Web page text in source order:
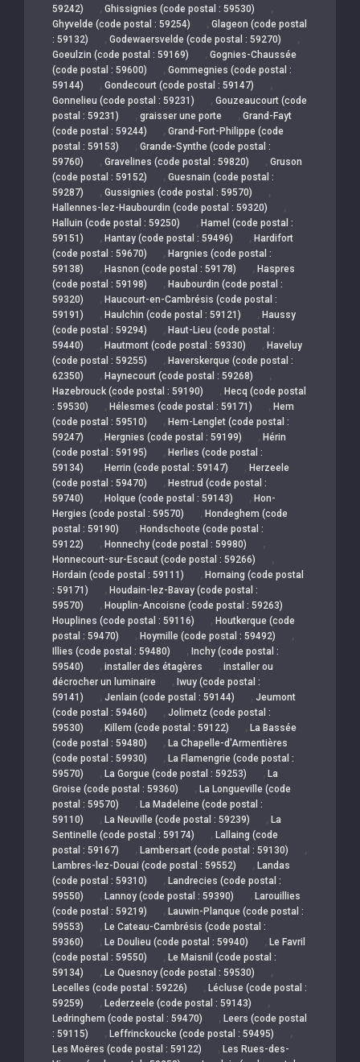
59242)
, Ghissignies (code postal : 59530) ,
Ghyvelde (code postal : 59254) , Glageon (code postal
: 59132)
, Godewaersvelde (code postal : 59270) ,
Goeulzin (code postal : 59169) , Gognies-Chaussée
(code postal : 59600)
, Gommegnies (code postal :
59144)
, Gondecourt (code postal : 59147) ,
Gonnelieu (code postal : 59231) , Gouzeaucourt (code
postal : 59231)
, graisser une porte , Grand-Fayt
(code postal : 59244)
, Grand-Fort-Philippe (code
postal : 59153)
, Grande-Synthe (code postal :
59760)
, Gravelines (code postal : 59820) , Gruson
(code postal : 59152)
, Guesnain (code postal :
59287)
, Gussignies (code postal : 59570) ,
Hallennes-lez-Haubourdin (code postal : 59320) ,
Halluin (code postal : 59250) , Hamel (code postal :
59151)
, Hantay (code postal : 59496) , Hardifort
(code postal : 59670)
, Hargnies (code postal :
59138)
, Hasnon (code postal : 59178) , Haspres
(code postal : 59198)
, Haubourdin (code postal :
59320)
, Haucourt-en-Cambrésis (code postal :
59191)
, Haulchin (code postal : 59121) , Haussy
(code postal : 59294)
, Haut-Lieu (code postal :
59440)
, Hautmont (code postal : 59330) , Haveluy
(code postal : 59255)
, Haverskerque (code postal :
62350)
, Haynecourt (code postal : 59268) ,
Hazebrouck (code postal : 59190) , Hecq (code postal
: 59530)
, Hélesmes (code postal : 59171) , Hem
(code postal : 59510)
, Hem-Lenglet (code postal :
59247)
, Hergnies (code postal : 59199) , Hérin
(code postal : 59195)
, Herlies (code postal :
59134)
, Herrin (code postal : 59147) , Herzeele
(code postal : 59470)
, Hestrud (code postal :
59740)
, Holque (code postal : 59143) , Hon-
Hergies (code postal : 59570)
, Hondeghem (code
postal : 59190)
, Hondschoote (code postal :
59122)
, Honnechy (code postal : 59980) ,
Honnecourt-sur-Escaut (code postal : 59266) ,
Hordain (code postal : 59111) , Hornaing (code postal
: 59171)
, Houdain-lez-Bavay (code postal :
59570)
, Houplin-Ancoisne (code postal : 59263)
Houplines (code postal : 59116)
, Houtkerque (code
postal : 59470)
, Hoymille (code postal : 59492) ,
Illies (code postal : 59480) , Inchy (code postal :
59540)
, installer des étagères , installer ou
décrocher un luminaire
, Iwuy (code postal :
59141)
, Jenlain (code postal : 59144) , Jeumont
(code postal : 59460)
, Jolimetz (code postal :
59530)
, Killem (code postal : 59122) , La Bassée
(code postal : 59480)
, La Chapelle-d'Armentières
(code postal : 59930)
, La Flamengrie (code postal :
59570)
, La Gorgue (code postal : 59253) , La
Groise (code postal : 59360)
, La Longueville (code
postal : 59570)
, La Madeleine (code postal :
59110)
, La Neuville (code postal : 59239) , La
Sentinelle (code postal : 59174)
, Lallaing (code
postal : 59167)
, Lambersart (code postal : 59130) ,
Lambres-lez-Douai (code postal : 59552) , Landas
(code postal : 59310)
, Landrecies (code postal :
59550)
, Lannoy (code postal : 59390) , Larouillies
(code postal : 59219)
, Lauwin-Planque (code postal :
59553)
, Le Cateau-Cambrésis (code postal :
59360)
, Le Doulieu (code postal : 59940) , Le Favril
(code postal : 59550)
, Le Maisnil (code postal :
59134)
, Le Quesnoy (code postal : 59530) ,
Lecelles (code postal : 59226) , Lécluse (code postal :
59259)
, Lederzeele (code postal : 59143) ,
Ledringhem (code postal : 59470) , Leers (code postal
: 59115)
, Leffrinckoucke (code postal : 59495) ,
Les Moëres (code postal : 59122) , Les Rues-des-